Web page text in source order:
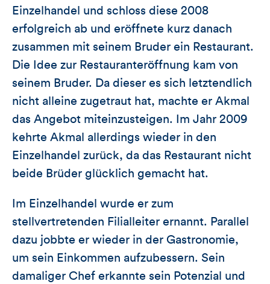
Einzelhandel und schloss diese 2008
erfolgreich ab und eröffnete kurz danach
zusammen mit seinem Bruder ein Restaurant.
Die Idee zur Restauranteröffnung kam von
seinem Bruder. Da dieser es sich letztendlich
nicht alleine zugetraut hat, machte er Akmal
das Angebot miteinzusteigen. Im Jahr 2009
kehrte Akmal allerdings wieder in den
Einzelhandel zurück, da das Restaurant nicht
beide Brüder glücklich gemacht hat.
Im Einzelhandel wurde er zum
stellvertretenden Filialleiter ernannt. Parallel
dazu jobbte er wieder in der Gastronomie,
um sein Einkommen aufzubessern. Sein
damaliger Chef erkannte sein Potenzial und